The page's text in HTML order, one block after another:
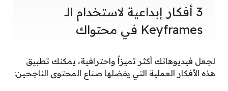
3 أفكار إبداعية لاستخدام الـ
Keyframes في محتواك
لجعل فيديوهاتك أكثر تميزاً واحترافية، يمكنك تطبيق
هذه الأفكار العملية التي يفضلها صناع المحتوى الناجحين: